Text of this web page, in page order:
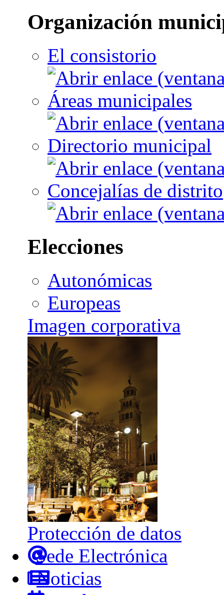
Organización
El consistorio
Áreas municipales
Directorio municipal
Concejalías de distrito
Elecciones
Autonómicas
Europeas
Imagen corporativa
Protección de datos
Sede Electrónica
Noticias